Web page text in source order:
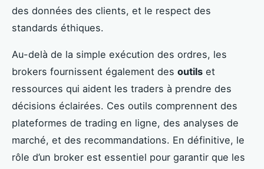
des données des clients, et le respect des
standards éthiques.
Au-delà de la simple exécution des ordres, les
brokers fournissent également des outils et
ressources qui aident les traders à prendre des
décisions éclairées. Ces outils comprennent des
plateformes de trading en ligne, des analyses de
marché, et des recommandations. En définitive, le
rôle d’un broker est essentiel pour garantir que les